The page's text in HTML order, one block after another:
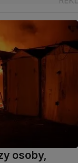
osoby,